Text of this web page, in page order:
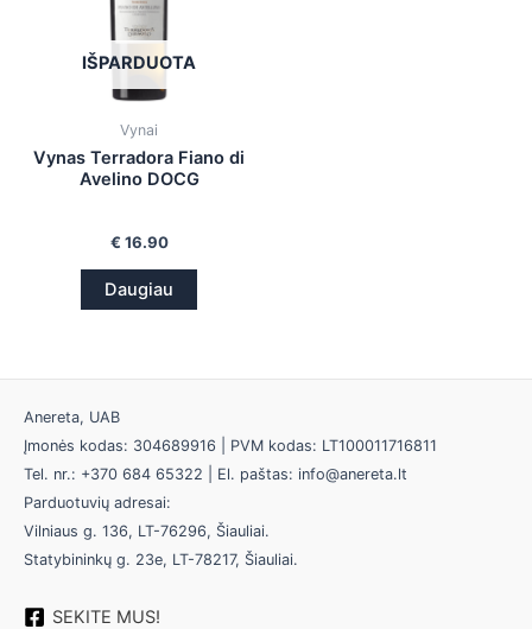
IŠPARDUOTA
Vynai
Vynas Terradora Fiano di
Avelino DOCG
€ 16.90
Daugiau
Anereta, UAB
Įmonės kodas: 304689916 | PVM kodas: LT100011716811
Tel. nr.: +370 684 65322 | El. paštas: info@anereta.lt
Parduotuvių adresai:
Vilniaus g. 136, LT-76296, Šiauliai.
Statybininkų g. 23e, LT-78217, Šiauliai.
SEKITE MUS!